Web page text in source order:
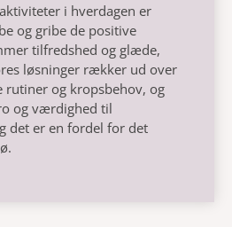
i hverdagen er
og gribe de positive
tilfredshed og glæde,
løsninger rækker ud over
rutiner og kropsbehov, og
og værdighed til
det er en fordel for det